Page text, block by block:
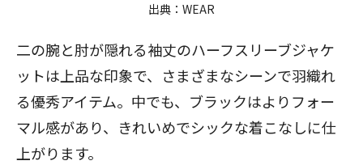
出典： WEAR
二の腕と肘が隠れる袖丈のハーフスリーブジャケ
ットは上品な印象で、さまざまなシーンで羽織れ
る優秀アイテム。中でも、ブラックはよりフォー
マル感があり、きれいめでシックな着こなしに仕
上がります。